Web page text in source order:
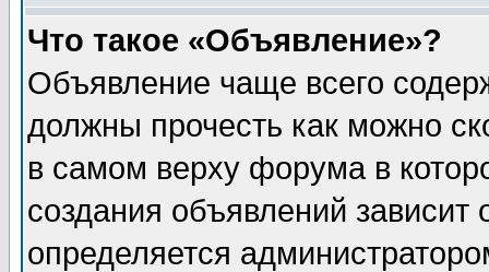
Что такое «Объявление»?
Объявление чаще всего
должны прочесть как можно
в самом верху форума в
создания объявлений зависит
определяется